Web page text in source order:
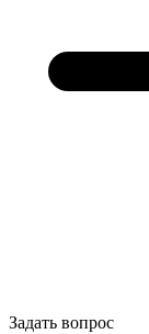
Задать вопрос